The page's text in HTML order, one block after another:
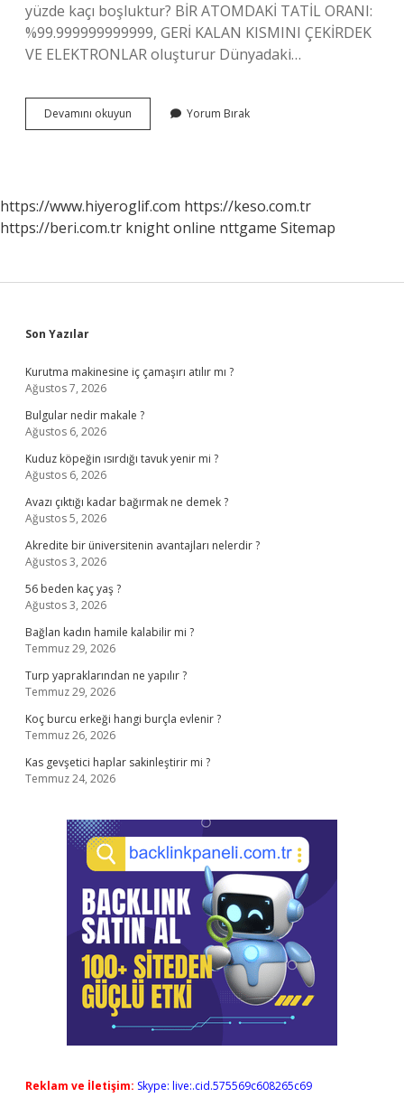
yüzde kaçı boşluktur? BİR ATOMDAKİ TATİL ORANI:
%99.999999999999, GERİ KALAN KISMINI ÇEKİRDEK
VE ELEKTRONLAR oluşturur Dünyadaki…
Devamını okuyun Atomun
Fotoğrafı
Yorum Bırak
https://www.hiyeroglif.com https://keso.com.tr
https://beri.com.tr knight online nttgame Sitemap
Sidebar
Son Yazılar
Kurutma makinesine iç çamaşırı atılır mı ?
Ağustos 7, 2026
Bulgular nedir makale ?
Ağustos 6, 2026
Kuduz köpeğin ısırdığı tavuk yenir mi ?
Ağustos 6, 2026
Avazı çıktığı kadar bağırmak ne demek ?
Ağustos 5, 2026
Akredite bir üniversitenin avantajları nelerdir ?
Ağustos 3, 2026
56 beden kaç yaş ?
Ağustos 3, 2026
Bağlan kadın hamile kalabilir mi ?
Temmuz 29, 2026
Turp yapraklarından ne yapılır ?
Temmuz 29, 2026
Koç burcu erkeği hangi burçla evlenir ?
Temmuz 26, 2026
Kas gevşetici haplar sakinleştirir mi ?
Temmuz 24, 2026
Reklam ve İletişim: Skype: live:.cid.575569c608265c69